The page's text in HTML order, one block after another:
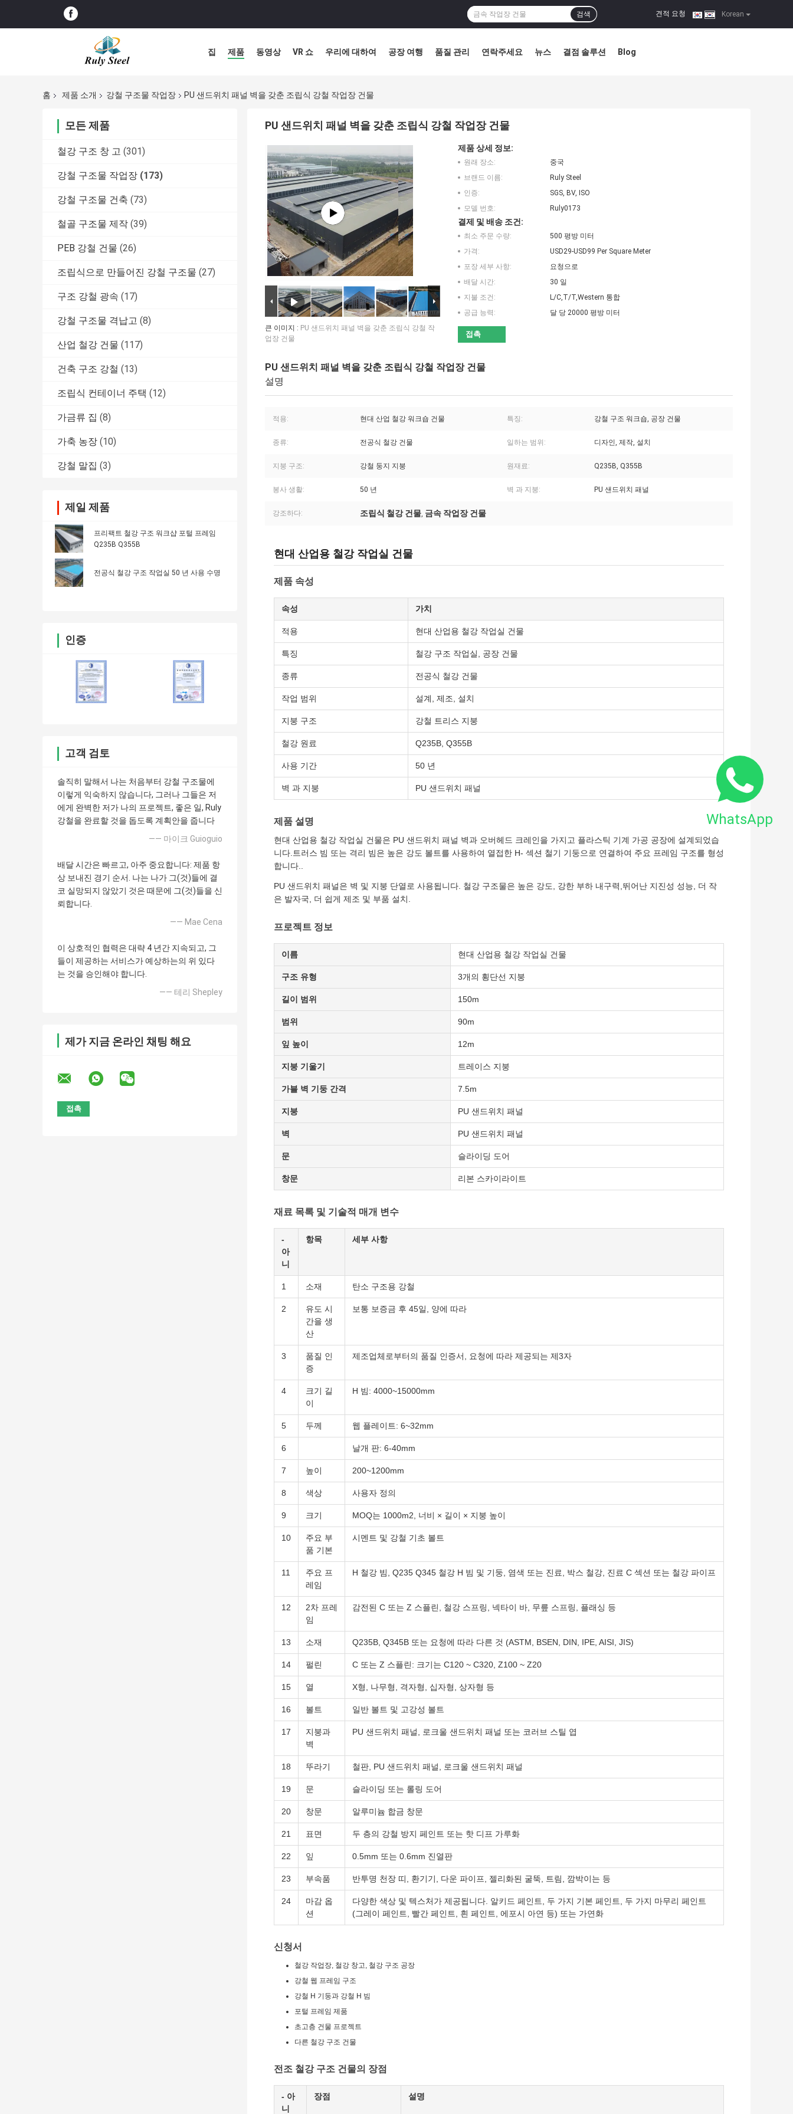
Korean
견적 요청 |
검색
집 제품 동영상 VR 쇼 우리에 대하여 공장 여행 품질 관리 연락주세요 뉴스 결점 솔루션 Blog
홈 제품 소개 강철 구조물 작업장 PU 샌드위치 패널 벽을 갖춘 조립식 강철 작업장 건물
모든 제품
철강 구조 창 고 (301)
강철 구조물 작업장 (173)
강철 구조물 건축 (73)
철골 구조물 제작 (39)
PEB 강철 건물 (26)
조립식으로 만들어진 강철 구조물 (27)
구조 강철 광속 (17)
강철 구조물 격납고 (8)
산업 철강 건물 (117)
건축 구조 강철 (13)
조립식 컨테이너 주택 (12)
가금류 집 (8)
가축 농장 (10)
강철 말집 (3)
제일 제품
프리팩트 철강 구조 워크샵 포털 프레임
Q235B Q355B
전공식 철강 구조 작업실 50 년 사용 수명
인증
고객 검토
솔직히 말해서 나는 처음부터 강철 구조물에
이렇게 익숙하지 않습니다, 그러나 그들은 저
에게 완벽한 저가 나의 프로젝트, 좋은 일, Ruly
강철을 완료할 것을 돕도록 계획안을 줍니다
—— 마이크 Guioguio
배달 시간은 빠르고, 아주 중요합니다: 제품 항
상 보내진 경기 순서. 나는 나가 그(것)들에 결
코 실망되지 않았기 것은 때문에 그(것)들을 신
뢰합니다.
—— Mae Cena
이 상호적인 협력은 대략 4 년간 지속되고, 그
들이 제공하는 서비스가 예상하는의 위 있다
는 것을 승인해야 합니다.
—— 테리 Shepley
제가 지금 온라인 채팅 해요
PU 샌드위치 패널 벽을 갖춘 조립식 강철 작업장 건물
큰 이미지 : PU 샌드위치 패널 벽을 갖춘 조립식 강철 작
업장 건물
제품 상세 정보:
원래 장소:
중국
브랜드 이름:
Ruly Steel
인증:
SGS, BV, ISO
모델 번호:
Ruly0173
결제 및 배송 조건:
최소 주문 수량:
500 평방 미터
가격:
USD29-USD99 Per Square Meter
포장 세부 사항:
요청으로
배달 시간:
30 일
지불 조건:
L/C,T/T,Western 통합
공급 능력:
달 당 20000 평방 미터
접촉
PU 샌드위치 패널 벽을 갖춘 조립식 강철 작업장 건물
설명
적용: 현대 산업 철강 워크숍 건물 특징: 강철 구조 워크숍, 공장 건물
종류: 전공식 철강 건물 일하는 범위: 디자인, 제작, 설치
지붕 구조: 강철 둥지 지붕 원재료: Q235B, Q355B
봉사 생활: 50 년 벽 과 지붕: PU 샌드위치 패널
강조하다: 조립식 철강 건물, 금속 작업장 건물
현대 산업용 철강 작업실 건물
제품 속성
속성 가치
적용 현대 산업용 철강 작업실 건물
특징 철강 구조 작업실, 공장 건물
종류 전공식 철강 건물
작업 범위 설계, 제조, 설치
지붕 구조 강철 트리스 지붕
철강 원료 Q235B, Q355B
사용 기간 50 년
벽 과 지붕 PU 샌드위치 패널
제품 설명
현대 산업용 철강 작업실 건물은 PU 샌드위치 패널 벽과 오버헤드 크레인을 가지고 플라스틱 기계 가공 공장에 설계되었습
니다.트러스 빔 또는 격리 빔은 높은 강도 볼트를 사용하여 열접한 H- 섹션 철기 기둥으로 연결하여 주요 프레임 구조를 형성
합니다..
PU 샌드위치 패널은 벽 및 지붕 단열로 사용됩니다. 철강 구조물은 높은 강도, 강한 부하 내구력,뛰어난 지진성 성능, 더 작
은 발자국, 더 쉽게 제조 및 부품 설치.
프로젝트 정보
이름 현대 산업용 철강 작업실 건물
구조 유형 3개의 횡단선 지붕
길이 범위 150m
범위 90m
잎 높이 12m
지붕 기울기 트레이스 지붕
가블 벽 기둥 간격 7.5m
지붕 PU 샌드위치 패널
벽 PU 샌드위치 패널
문 슬라이딩 도어
창문 리본 스카이라이트
재료 목록 및 기술적 매개 변수
-
아
니
항목 세부 사항
1 소재 탄소 구조용 강철
2
유도 시
간을 생
산
보통 보증금 후 45일, 양에 따라
3
품질 인
증
제조업체로부터의 품질 인증서, 요청에 따라 제공되는 제3자
4
크기 길
이
H 빔: 4000~15000mm
5 두께 웹 플레이트: 6~32mm
6 날개 판: 6-40mm
7 높이 200~1200mm
8 색상 사용자 정의
9 크기 MOQ는 1000m2, 너비 × 길이 × 지붕 높이
10
주요 부
품 기본
시멘트 및 강철 기초 볼트
11
주요 프
레임
H 철강 빔, Q235 Q345 철강 H 빔 및 기둥, 염색 또는 진료, 박스 철강, 진료 C 섹션 또는 철강 파이프
12
2차 프레
임
감전된 C 또는 Z 스플린, 철강 스프링, 넥타이 바, 무릎 스프링, 플래싱 등
13 소재 Q235B, Q345B 또는 요청에 따라 다른 것 (ASTM, BSEN, DIN, IPE, AISI, JIS)
14 펄린 C 또는 Z 스플린: 크기는 C120 ~ C320, Z100 ~ Z20
15 열 X형, 나무형, 격자형, 십자형, 상자형 등
16 볼트 일반 볼트 및 고강성 볼트
17
지붕과
벽
PU 샌드위치 패널, 로크울 샌드위치 패널 또는 코러브 스틸 엽
18 뚜라기 철판, PU 샌드위치 패널, 로크울 샌드위치 패널
19 문 슬라이딩 또는 롤링 도어
20 창문 알루미늄 합금 창문
21 표면 두 층의 강철 방지 페인트 또는 핫 디프 가루화
22 잎 0.5mm 또는 0.6mm 진열판
23 부속품 반투명 천장 띠, 환기기, 다운 파이프, 젤리화된 굴뚝, 트림, 깜박이는 등
24
마감 옵
션
다양한 색상 및 텍스처가 제공됩니다. 알키드 페인트, 두 가지 기본 페인트, 두 가지 마무리 페인트
(그레이 페인트, 빨간 페인트, 흰 페인트, 에포시 아연 등) 또는 가연화
신청서
철강 작업장, 철강 창고, 철강 구조 공장
강철 웹 프레임 구조
강철 H 기둥과 강철 H 빔
포털 프레임 제품
초고층 건물 프로젝트
다른 철강 구조 건물
전조 철강 구조 건물의 장점
- 아
니
장점 설명
WhatsApp